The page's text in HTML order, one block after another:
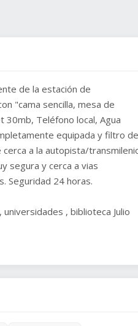
de la estación de
"cama sencilla, mesa de
30mb, Teléfono local, Agua
equipada y filtro de
a la autopista/
segura y cerca a vias
Seguridad 24 horas.
, biblioteca Julio